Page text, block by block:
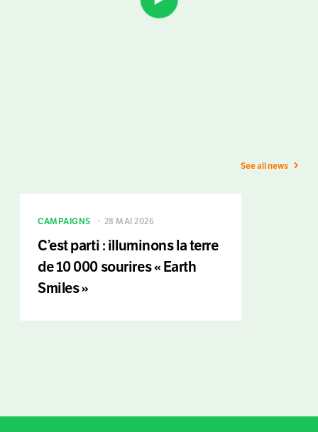
See all news
CAMPAIGNS 28 MAI 2026
C’est parti : illuminons la terre
de 10 000 sourires « Earth
Smiles »